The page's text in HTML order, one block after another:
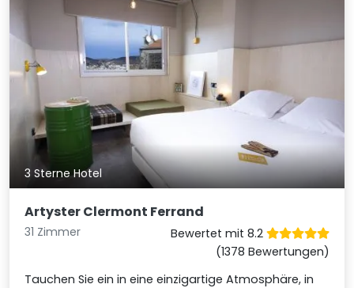
3 Sterne Hotel
Artyster Clermont Ferrand
31 Zimmer
Bewertet mit 8.2
(1378 Bewertungen)
Tauchen Sie ein in eine einzigartige Atmosphäre, in